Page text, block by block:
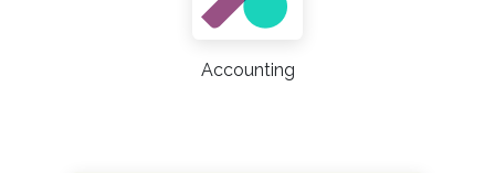
Accounting